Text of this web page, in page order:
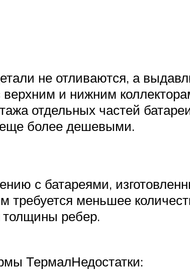
не отливаются, а
и нижним
отдельных частей
еще более дешевыми.
с батареями,
меньшее
ребер.
ТермалНедостатки: